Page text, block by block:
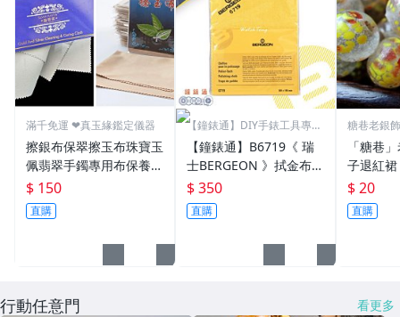
滿千免運 ❤真玉緣鑑定儀器
擦銀布保翠擦玉布珠寶玉
佩翡翠手鐲專用布保養布
瑪瑙銀飾擦拭布養玉盤玉
鑽石水晶古董擦玉布珠寶
翡翠玉器清潔護理保養拋
$ 150
直購
【鐘錶通】DIY手錶工具專業
【鐘錶通】B6719《 瑞
士BERGEON 》拭金布/K
金布/金屬亮潔布/古董錶
清潔布├手錶保養/飾品
保養┤
$ 350
直購
糖巷老銀
「糖巷
子退紅
珠
$ 20
直購
行動任意門 看更多